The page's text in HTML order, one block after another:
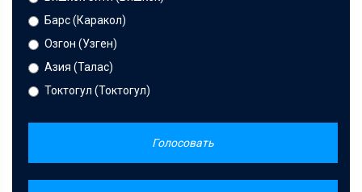
Барс (Каракол)
Озгон (Узген)
Азия (Талас)
Токтогул (Токтогул)
Голосовать